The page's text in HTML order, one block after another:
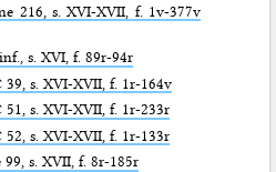
216, s. XVI-XVII, f. 1v-377v
inf., s. XVI, f. 89r-94r
39, s. XVI-XVII, f. 1r-164v
51, s. XVI-XVII, f. 1r-233r
52, s. XVI-XVII, f. 1r-133r
99, s. XVII, f. 8r-185r